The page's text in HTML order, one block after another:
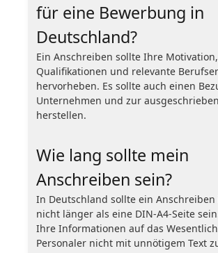
für eine Bewerbung in
Deutschland?
Ein Anschreiben sollte Ihre Motivation,
Qualifikationen und relevante
hervorheben. Es sollte auch einen
Unternehmen und zur
herstellen.
Wie lang sollte mein
Anschreiben sein?
In Deutschland sollte ein Anschreiben
nicht länger als eine DIN-A4-Seite
Ihre Informationen auf das
Personaler nicht mit unnötigem Text